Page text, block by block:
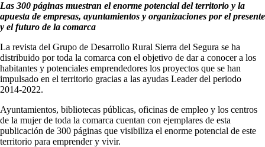
Las 300 páginas muestran el enorme potencial del territorio y la
apuesta de empresas, ayuntamientos y organizaciones por el presente
y el futuro de la comarca
La revista del Grupo de Desarrollo Rural Sierra del Segura se ha
distribuido por toda la comarca con el objetivo de dar a conocer a los
habitantes y potenciales emprendedores los proyectos que se han
impulsado en el territorio gracias a las ayudas Leader del periodo
2014-2022.
Ayuntamientos, bibliotecas públicas, oficinas de empleo y los centros
de la mujer de toda la comarca cuentan con ejemplares de esta
publicación de 300 páginas que visibiliza el enorme potencial de este
territorio para emprender y vivir.